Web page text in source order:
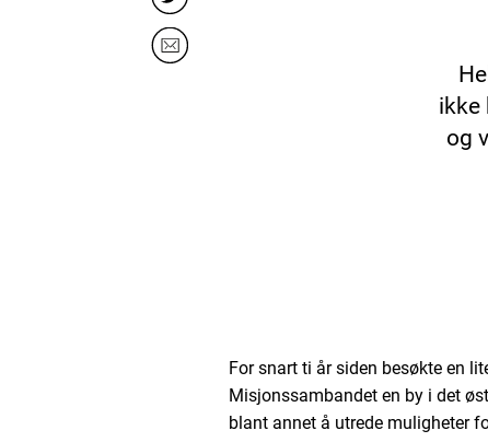
ikke
og
For snart ti år siden besøkte en
Misjonssambandet en by i det
blant annet å utrede muligheter